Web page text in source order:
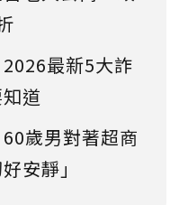
最新5大詐
道
歲男對著超商
安靜」